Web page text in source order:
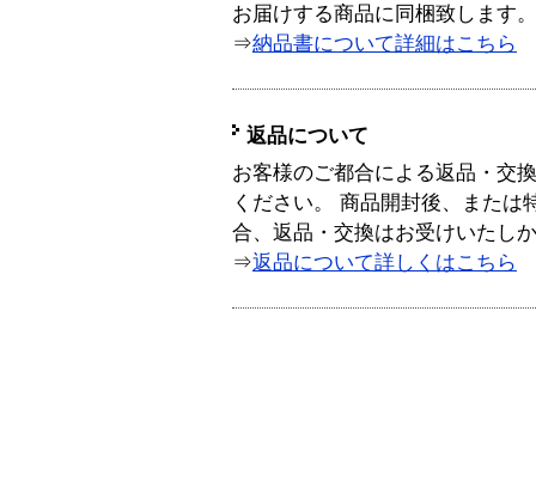
お届けする商品に同梱致します。
⇒納品書について詳細はこちら
返品について
お客様のご都合による返品・交
ください。 商品開封後、または
合、返品・交換はお受けいたし
⇒返品について詳しくはこちら